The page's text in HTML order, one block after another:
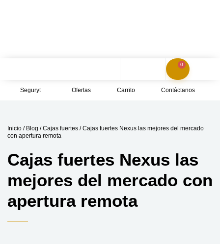
0
Seguryt Ofertas Carrito Contáctanos
Inicio / Blog /Cajas fuertes / Cajas fuertes Nexus las mejores del mercado
con apertura remota
Cajas fuertes Nexus las
mejores del mercado con
apertura remota